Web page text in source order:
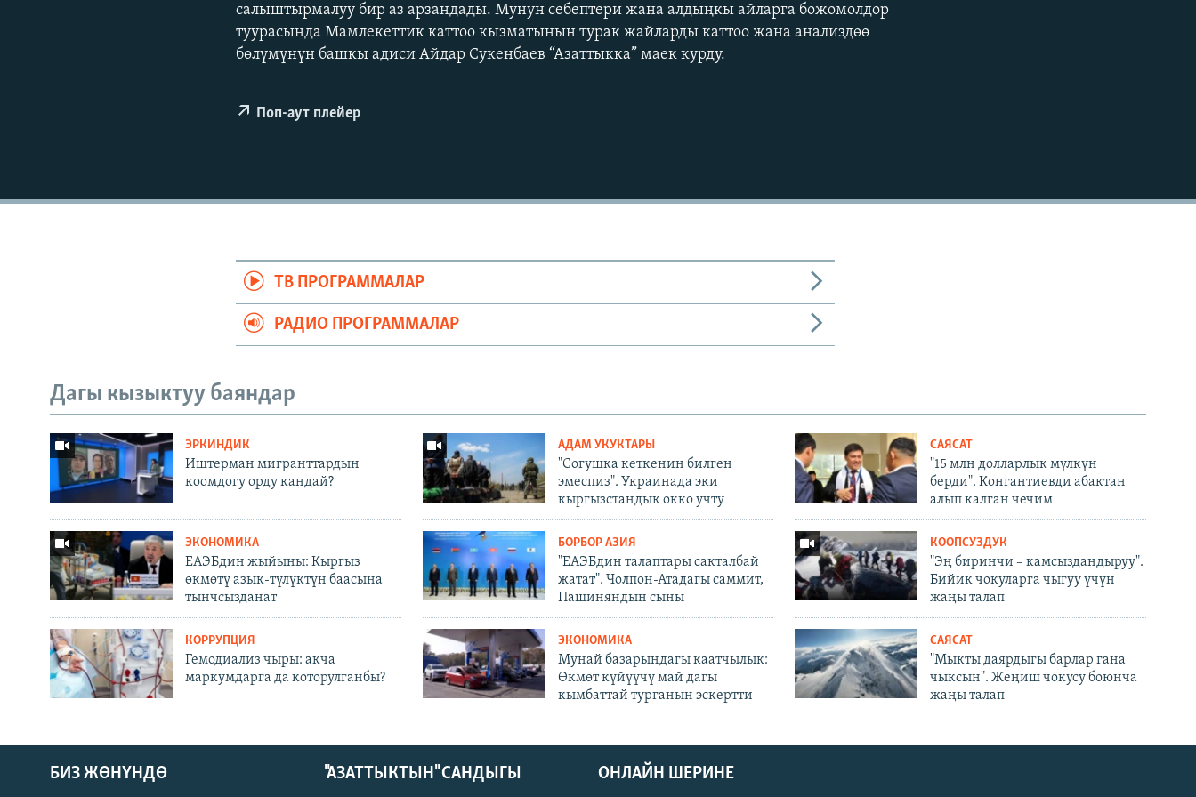
салыштырмалуу бир аз арзандады. Мунун себептери жана алдыңкы айларга божомолдор
туурасында Мамлекеттик каттоо кызматынын турак жайларды каттоо жана анализдөө
бөлүмүнүн башкы адиси Айдар Сукенбаев “Азаттыкка” маек курду.
Поп-аут плейер
ТВ ПРОГРАММАЛАР
РАДИО ПРОГРАММАЛАР
Дагы кызыктуу баяндар
ЭРКИНДИК
Иштерман мигранттардын
коомдогу орду кандай?
АДАМ УКУКТАРЫ
"Согушка кеткенин билген
эмеспиз". Украинада эки
кыргызстандык окко учту
САЯСАТ
"15 млн долларлык мүлкүн
берди". Конгантиевди абактан
алып калган чечим
ЭКОНОМИКА
ЕАЭБдин жыйыны: Кыргыз
өкмөтү азык-түлүктүн баасына
тынчсызданат
БОРБОР АЗИЯ
"ЕАЭБдин талаптары сакталбай
жатат". Чолпон-Атадагы саммит,
Пашиняндын сыны
КООПСУЗДУК
"Эң биринчи – камсыздандыруу".
Бийик чокуларга чыгуу үчүн
жаңы талап
КОРРУПЦИЯ
Гемодиализ чыры: акча
маркумдарга да которулганбы?
ЭКОНОМИКА
Мунай базарындагы каатчылык:
Өкмөт күйүүчү май дагы
кымбаттай турганын эскертти
САЯСАТ
"Мыкты даярдыгы барлар гана
чыксын". Жеңиш чокусу боюнча
жаңы талап
ОНЛАЙН ШЕРИНЕ
БИЗ ЖӨНҮНДӨ "АЗАТТЫКТЫН" САНДЫГЫ